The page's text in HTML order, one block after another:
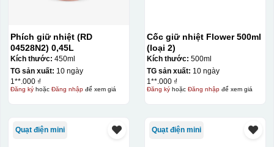
Phích giữ nhiệt (RD
04528N2) 0,45L
Kích thước: 450ml
TG sản xuất: 10 ngày
1**.000 ₫
Đăng kýhoặc Đăng nhậpđể xem giá
Cốc giữ nhiệt Flower 500ml
(loại 2)
Kích thước: 500ml
TG sản xuất: 10 ngày
1**.000 ₫
Đăng kýhoặc Đăng nhậpđể xem giá
Quạt điện mini Quạt điện mini